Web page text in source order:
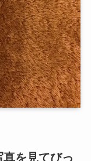
を見てびっ